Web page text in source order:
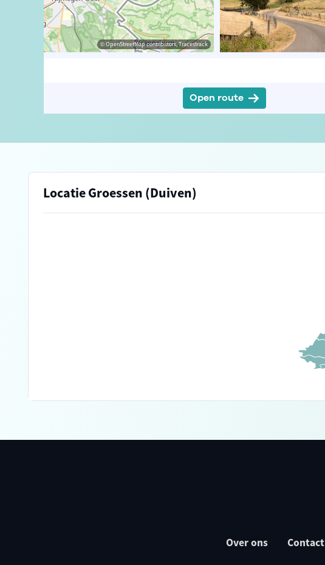
© OpenStreetMap contributors, Tracestrack
Open route
Locatie Groessen (Duiven)
Over ons Contact